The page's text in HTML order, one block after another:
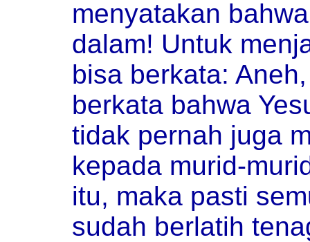
menyatakan
dalam! Untuk
bisa berkata:
berkata bahwa
tidak pernah juga
kepada murid-
itu, maka pasti
sudah berlatih